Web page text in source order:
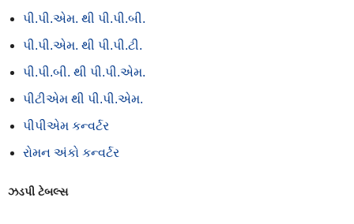
પી.પી.એમ. થી પી.પી.બી.
પી.પી.એમ. થી પી.પી.ટી.
પી.પી.બી. થી પી.પી.એમ.
પીટીએમ થી પી.પી.એમ.
પીપીએમ કન્વર્ટર
રોમન અંકો કન્વર્ટર
ઝડપી ટેબલ્સ